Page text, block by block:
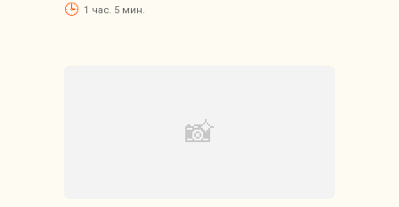
1 час. 5 мин.